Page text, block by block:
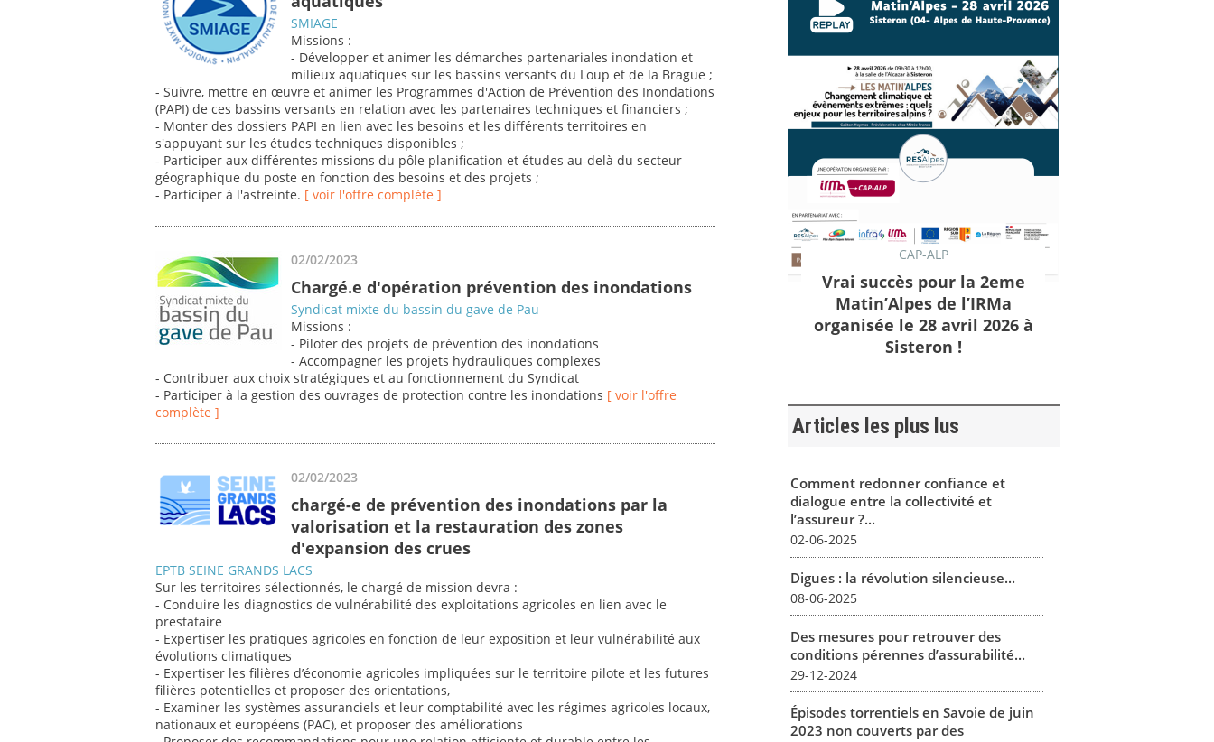
SMIAGE
Missions :
- Développer et animer les démarches partenariales inondation et
milieux aquatiques sur les bassins versants du Loup et de la Brague ;
- Suivre, mettre en œuvre et animer les Programmes d'Action de Prévention des Inondations
(PAPI) de ces bassins versants en relation avec les partenaires techniques et financiers ;
- Monter des dossiers PAPI en lien avec les besoins et les différents territoires en
s'appuyant sur les études techniques disponibles ;
- Participer aux différentes missions du pôle planification et études au-delà du secteur
géographique du poste en fonction des besoins et des projets ;
- Participer à l'astreinte. [ voir l'offre complète ]
02/02/2023
Chargé.e d'opération prévention des inondations
Syndicat mixte du bassin du gave de Pau
Missions :
- Piloter des projets de prévention des inondations
- Accompagner les projets hydrauliques complexes
- Contribuer aux choix stratégiques et au fonctionnement du Syndicat
- Participer à la gestion des ouvrages de protection contre les inondations [ voir l'offre
complète ]
02/02/2023
chargé-e de prévention des inondations par la
valorisation et la restauration des zones
d'expansion des crues
EPTB SEINE GRANDS LACS
Sur les territoires sélectionnés, le chargé de mission devra :
- Conduire les diagnostics de vulnérabilité des exploitations agricoles en lien avec le
prestataire
- Expertiser les pratiques agricoles en fonction de leur exposition et leur vulnérabilité aux
évolutions climatiques
- Expertiser les filières d’économie agricoles impliquées sur le territoire pilote et les futures
filières potentielles et proposer des orientations,
- Examiner les systèmes assuranciels et leur comptabilité avec les régimes agricoles locaux,
nationaux et européens (PAC), et proposer des améliorations
CAP-ALP
Vrai succès pour la 2eme
Matin’Alpes de l’IRMa
organisée le 28 avril 2026 à
Sisteron !
Articles les plus lus
Comment redonner confiance et
dialogue entre la collectivité et
l’assureur ?...
02-06-2025
Digues : la révolution silencieuse...
08-06-2025
Des mesures pour retrouver des
conditions pérennes d’assurabilité...
29-12-2024
Épisodes torrentiels en Savoie de juin
2023 non couverts par des